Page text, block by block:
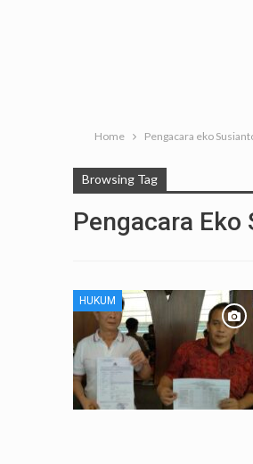
Home Pengacara eko
Browsing Tag
Pengacara Eko
HUKUM